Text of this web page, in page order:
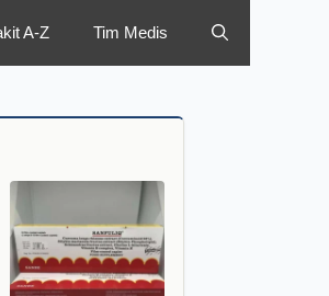
A-Z Tim Medis